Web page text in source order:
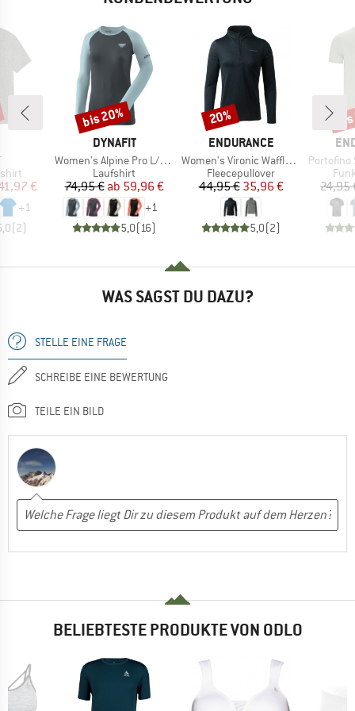
Preis
€
+1
(2)
MARKE
DYNAFIT
Artikel
Women's Alpine Pro L/S Tee
Produktgruppe
Laufshirt
Preis
74,95 € reduzierter Preis
ab 59,96 €
+1
5,0(16)
Rabatt
bis 20%
MARKE
ENDURANCE
Artikel
Women's Vironic Waffle Melange Loose Fit Midlayer
Produktgruppe
Fleecepullover
Preis
44,95 €reduzierter Preis
35,96 €
5,0(2)
Rabatt
20%
Artikel
Portofino S/
24,95
WAS SAGST DU DAZU?
STELLE EINE FRAGE
SCHREIBE EINE BEWERTUNG
TEILE EIN BILD
BELIEBTESTE PRODUKTE VON ODLO